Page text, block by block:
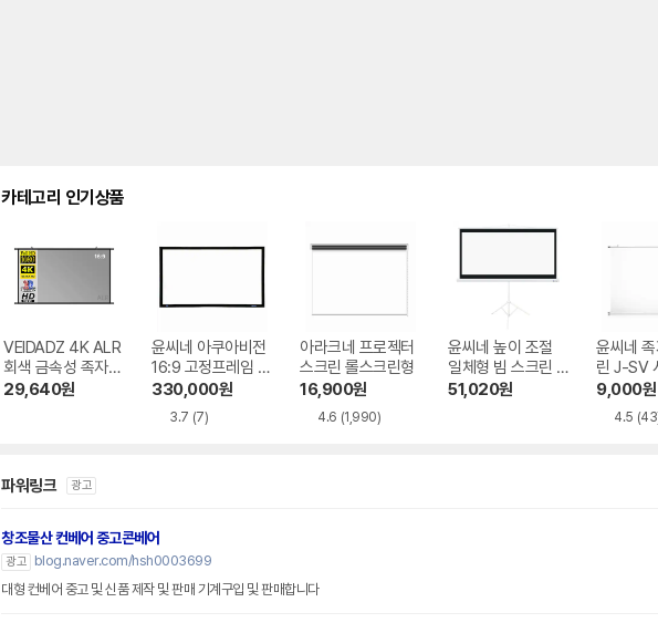
카테고리 인기상품
VEIDADZ 4K ALR
회색 금속성 족자형
빔프로젝터 스크린
29,640원
윤씨네 아쿠아비전
16:9 고정프레임 스
크린 SA-FH 시리
즈 시네비젼원단
330,000원
3.7 (7)
아라크네 프로젝터
스크린 롤스크린형
16,900원
4.6 (1,990)
윤씨네 높이 조절
일체형 빔 스크린 S
-SH 시리즈
51,020원
윤씨네
린 J-SV
9,000원
4.5
파워링크 광고
창조물산 컨베어 중고콘베어
광고
blog.naver.com/hsh0003699
대형 컨베어 중고 및 신품 제작 및 판매 기계구입 및 판매합니다